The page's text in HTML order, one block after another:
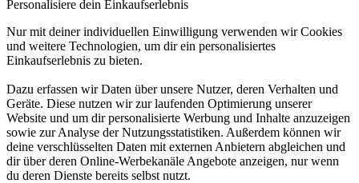
Personalisiere dein Einkaufserlebnis
Nur mit deiner individuellen Einwilligung verwenden wir Cookies
und weitere Technologien, um dir ein personalisiertes
Einkaufserlebnis zu bieten.
Dazu erfassen wir Daten über unsere Nutzer, deren Verhalten und
Geräte. Diese nutzen wir zur laufenden Optimierung unserer
Website und um dir personalisierte Werbung und Inhalte anzuzeigen
sowie zur Analyse der Nutzungsstatistiken. Außerdem können wir
deine verschlüsselten Daten mit externen Anbietern abgleichen und
dir über deren Online-Werbekanäle Angebote anzeigen, nur wenn
du deren Dienste bereits selbst nutzt.